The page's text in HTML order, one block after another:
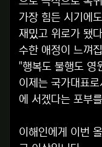
가장 힘든 시기에
재밌고 위로가 됐
수한 애정이 느껴
"행복도 불행도 영
이제는 국가대표
에 서겠다는 포부
이해인에게 이번